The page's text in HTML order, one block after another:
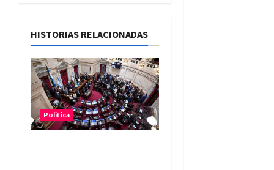
i
ó
n
d
HISTORIAS RELACIONADAS
Politica